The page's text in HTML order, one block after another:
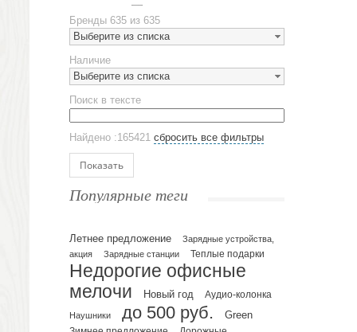
Наборы посуды
Предметы сервировки
Стаканы
Эко кружки
ЕВРОПОСУДА
Аксессуары
Ежедневники и блокноты
Датированные ежедневники
Планинги и телефонные книжки
Планинги датированные
Планинги недатированные
Телефонные книжки
Еженедельники
Бренды 635 из 635
Выберите из списка
Наличие
Выберите из списка
Поиск в тексте
Найдено :165421 сбросить все фильтры
Показать
Популярные теги
Летнее предложение
Зарядные устройства,
акция
Зарядные станции Теплые подарки
Недорогие офисные
мелочи
Новый год Аудио-колонка
Наушники до 500 руб. Green